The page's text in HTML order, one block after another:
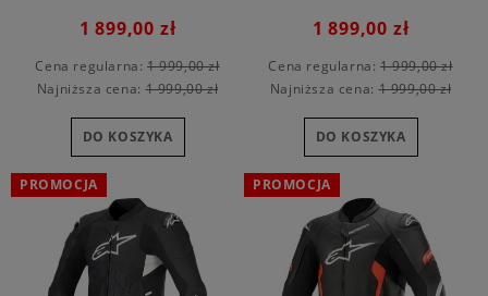
1 899,00 zł
Cena regularna: 1 999,00 zł
Najniższa cena:1 999,00 zł
DO KOSZYKA
1 899,00 zł
Cena regularna: 1 999,00 zł
Najniższa cena:1 999,00 zł
DO KOSZYKA
PROMOCJA PROMOCJA